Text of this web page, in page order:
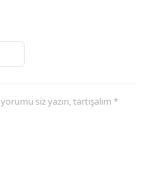
siz yazın, tartışalım *